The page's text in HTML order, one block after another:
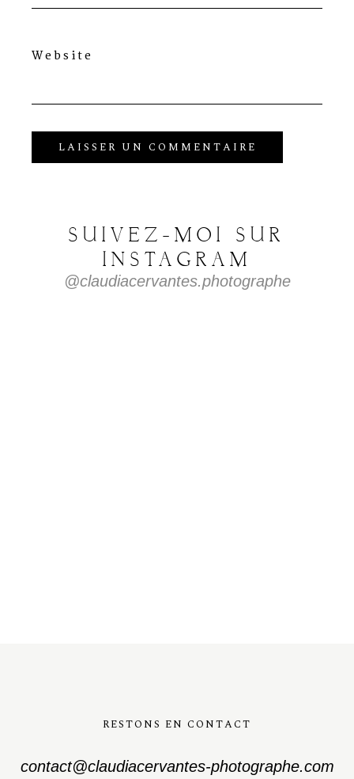
Website
SUIVEZ-MOI
SUR
INSTAGRAM
@claudiacervantes.photographe
RESTONS EN CONTACT
contact@claudiacervantes-photographe.com